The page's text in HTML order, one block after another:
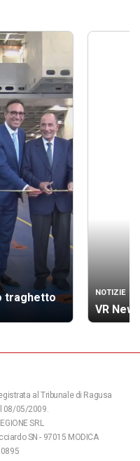
traghetto
NOTIZIE
VR
al Tribunale di Ragusa
08/05/2009.
SRL
SN - 97015 MODICA